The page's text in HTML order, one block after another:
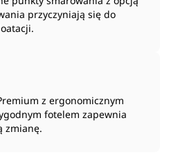
przyczyniają się do
z ergonomicznym
fotelem zapewnia
zmianę.